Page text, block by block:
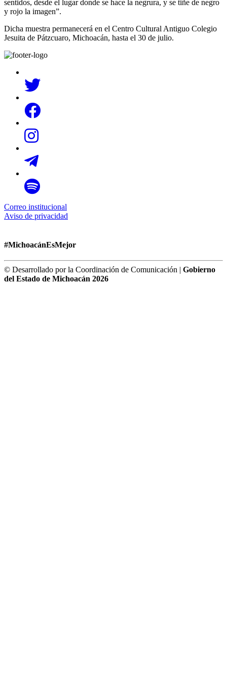
sentidos, desde el lugar donde se hace la negrura, y se tiñe de negro
y rojo la imagen”.
Dicha muestra permanecerá en el Centro Cultural Antiguo Colegio
Jesuita de Pátzcuaro, Michoacán, hasta el 30 de julio.
Correo institucional
Aviso de privacidad
#MichoacánEsMejor
© Desarrollado por la Coordinación de Comunicación | Gobierno
del Estado de Michoacán 2026